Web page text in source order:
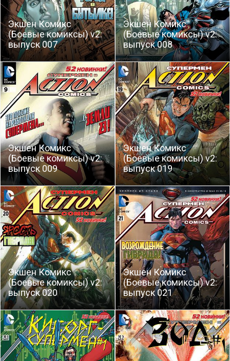
Экшен Комикс
(Боевые комиксы) v2:
выпуск 007
Экшен Комикс
(Боевые комиксы) v2:
выпуск 008
Экшен Комикс
(Боевые комиксы) v2:
выпуск 009
Экшен Комикс
(Боевые комиксы) v2:
выпуск 019
Экшен Комикс
(Боевые комиксы) v2:
выпуск 020
Экшен Комикс
(Боевые комиксы) v2:
выпуск 021